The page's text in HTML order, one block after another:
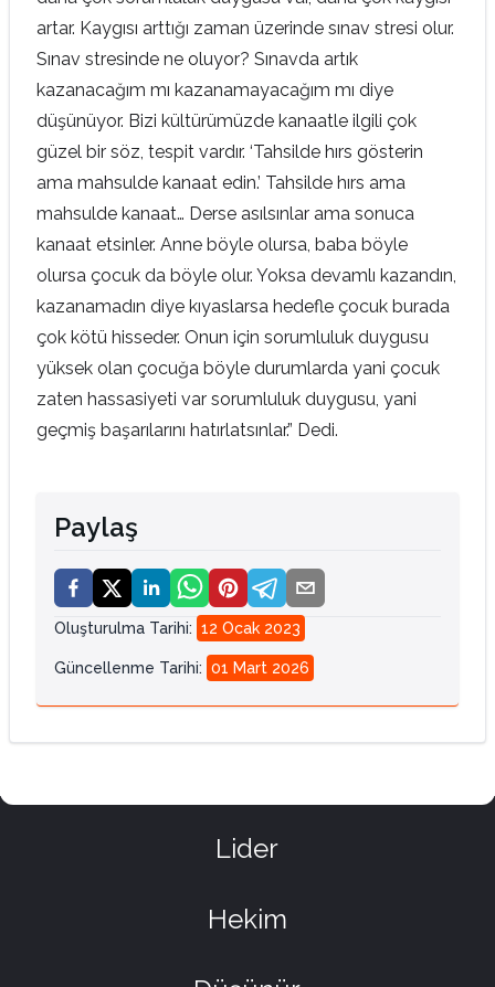
artar. Kaygısı arttığı zaman üzerinde sınav stresi olur.
Sınav stresinde ne oluyor? Sınavda artık
kazanacağım mı kazanamayacağım mı diye
düşünüyor. Bizi kültürümüzde kanaatle ilgili çok
güzel bir söz, tespit vardır. ‘Tahsilde hırs gösterin
ama mahsulde kanaat edin.’ Tahsilde hırs ama
mahsulde kanaat… Derse asılsınlar ama sonuca
kanaat etsinler. Anne böyle olursa, baba böyle
olursa çocuk da böyle olur. Yoksa devamlı kazandın,
kazanamadın diye kıyaslarsa hedefle çocuk burada
çok kötü hisseder. Onun için sorumluluk duygusu
yüksek olan çocuğa böyle durumlarda yani çocuk
zaten hassasiyeti var sorumluluk duygusu, yani
geçmiş başarılarını hatırlatsınlar.” Dedi.
Paylaş
Oluşturulma Tarihi: 12 Ocak 2023
Güncellenme Tarihi: 01 Mart 2026
Lider
Hekim